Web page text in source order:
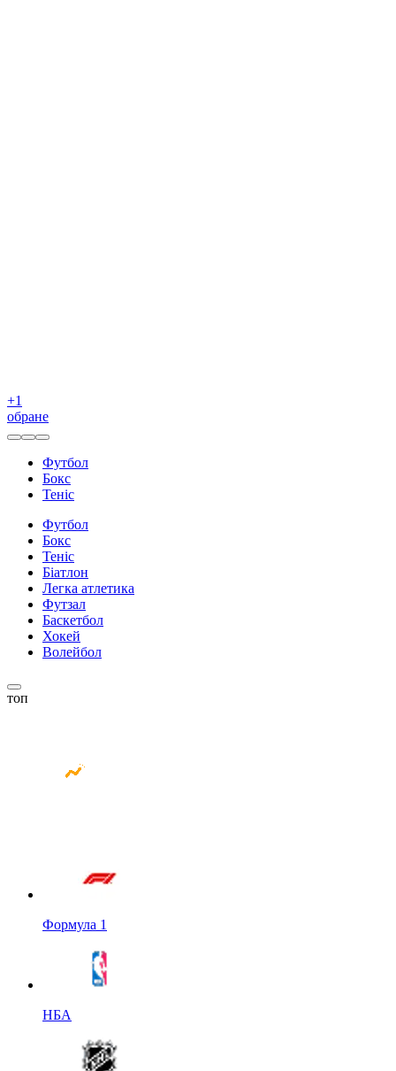
+1
обране
Футбол
Бокс
Теніс
Футбол
Бокс
Теніс
Біатлон
Легка атлетика
Футзал
Баскетбол
Хокей
Волейбол
топ
Формула 1
НБА